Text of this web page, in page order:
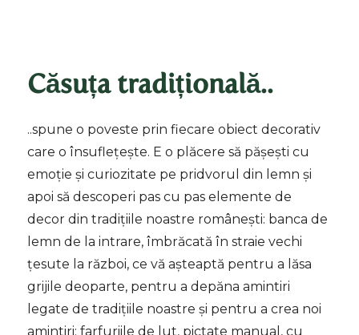
Căsuța tradițională..
..spune o poveste prin fiecare obiect decorativ
care o însuflețește. E o plăcere să pășești cu
emoție și curiozitate pe pridvorul din lemn și
apoi să descoperi pas cu pas elemente de
decor din tradițiile noastre românești: banca de
lemn de la intrare, îmbrăcată în straie vechi
țesute la război, ce vă așteaptă pentru a lăsa
grijile deoparte, pentru a depăna amintiri
legate de tradițiile noastre și pentru a crea noi
amintiri; farfuriile de lut, pictate manual, cu